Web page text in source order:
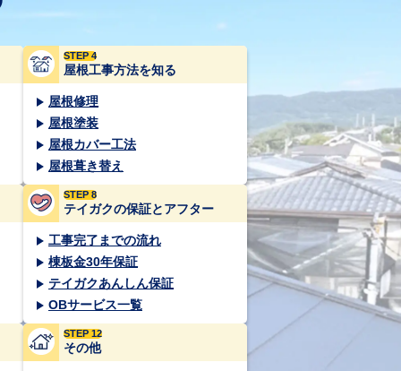
STEP 4
屋根工事方法を知る
屋根修理
屋根塗装
屋根カバー工法
屋根葺き替え
STEP 8
テイガクの保証とアフター
工事完了までの流れ
棟板金30年保証
テイガクあんしん保証
OBサービス一覧
STEP 12
その他